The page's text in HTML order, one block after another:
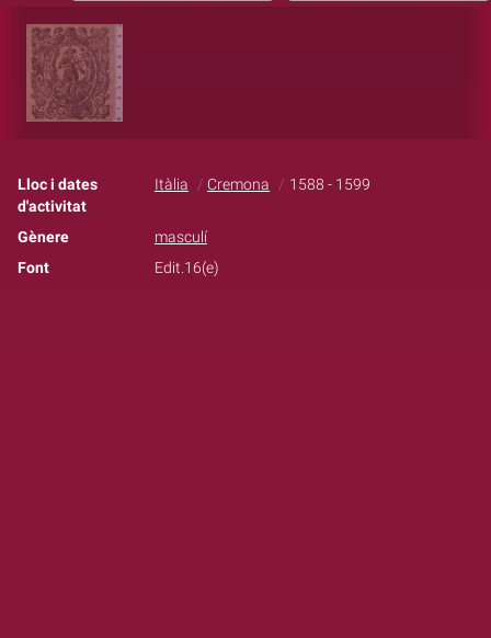
Lloc i dates
d'activitat
Itàlia Cremona 1588 - 1599
Gènere
masculí
Font
Edit.16(e)